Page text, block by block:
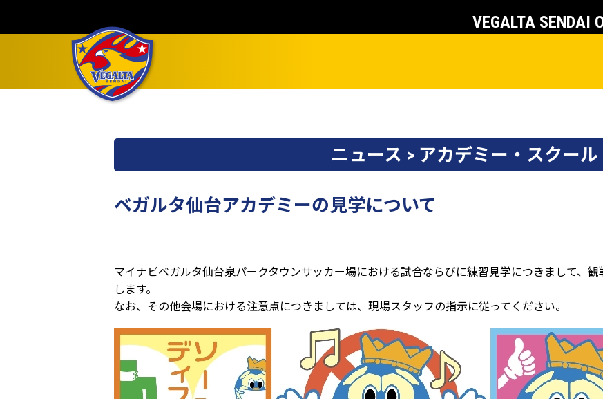
VEGALTA SENDAI
ニュース > アカデミー・スクール
ベガルタ仙台アカデミーの見学について
マイナビベガルタ仙台泉パークタウンサッカー場における試合ならびに練習見学につきまして、
します。
なお、その他会場における注意点につきましては、現場スタッフの指示に従ってください。